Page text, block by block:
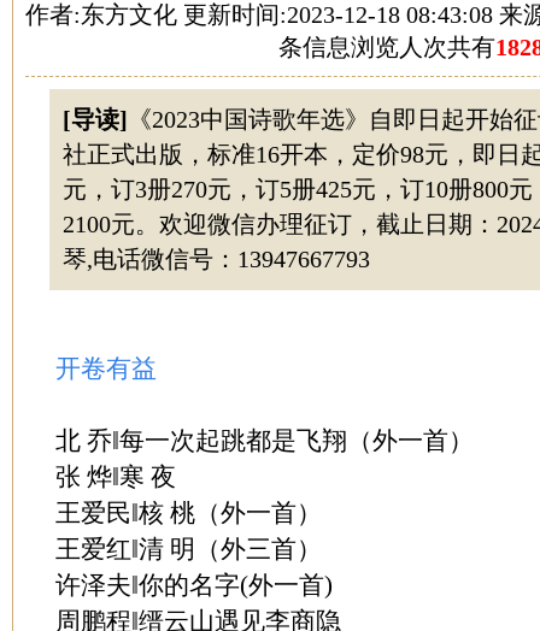
作者:东方文化 更新时间:2023-12-18 08:43:08
条信息浏览人次共有
[导读] 《2023中国诗歌年选》自即日起开始
社正式出版，标准16开本，定价98元，即日
元，订3册270元，订5册425元，订10册800
2100元。欢迎微信办理征订，截止日期：
琴,电话微信号：13947667793
开卷有益
北 乔‖每一次起跳都是飞翔（外一首）
张 烨‖寒 夜
王爱民‖核 桃（外一首）
王爱红‖清 明（外三首）
许泽夫‖你的名字(外一首)
周鹏程‖缙云山遇见李商隐